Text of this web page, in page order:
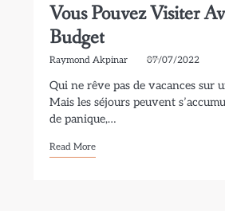
Vous Pouvez Visiter
Budget
Raymond Akpinar 07/07/2022
Qui ne rêve pas de vacances sur
Mais les séjours peuvent
de panique,…
Read More